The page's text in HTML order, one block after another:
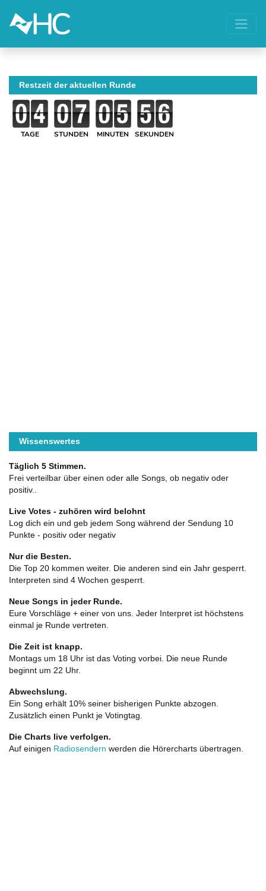
Restzeit der aktuellen Runde
TAGE STUNDEN MINUTEN SEKUNDEN
Wissenswertes
Täglich 5 Stimmen.
Frei verteilbar über einen oder alle Songs, ob negativ oder
positiv..
Live Votes - zuhören wird belohnt
Log dich ein und geb jedem Song während der Sendung 10
Punkte - positiv oder negativ
Nur die Besten.
Die Top 20 kommen weiter. Die anderen sind ein Jahr gesperrt.
Interpreten sind 4 Wochen gesperrt.
Neue Songs in jeder Runde.
Eure Vorschläge + einer von uns. Jeder Interpret ist höchstens
einmal je Runde vertreten.
Die Zeit ist knapp.
Montags um 18 Uhr ist das Voting vorbei. Die neue Runde
beginnt um 22 Uhr.
Abwechslung.
Ein Song erhält 10% seiner bisherigen Punkte abzogen.
Zusätzlich einen Punkt je Votingtag.
Die Charts live verfolgen.
Auf einigen Radiosendern werden die Hörercharts übertragen.